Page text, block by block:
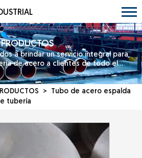
PRODUCTOS
a brindar un servicio integral para
de acero a clientes de todo el
mundo.
espalda
> Tubo de acero
tubería